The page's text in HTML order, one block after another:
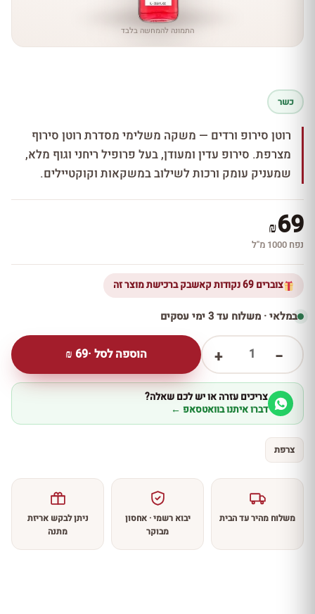
התמונה להמחשה בלבד
כשר
רוטן סירופ ורדים — משקה משלימי מסדרת רוטן סירוף
מצרפת. סירופ עדין ומעודן, בעל פרופיל ריחני וגוף מלא,
שמעניק עומק ורכות לשילוב במשקאות וקוקטיילים.
₪69
נפח 1000 מ''ל
צוברים 69 נקודות קאשבק ברכישת מוצר זה
במלאי · משלוח עד 3 ימי עסקים
−
1
+ הוספה לסל ·69
₪
צריכים עזרה או יש לכם שאלה?
דברו איתנו בוואטסאפ ←
צרפת
משלוח מהיר עד הבית
יבוא רשמי · אחסון
מבוקר
ניתן לבקש אריזת
מתנה